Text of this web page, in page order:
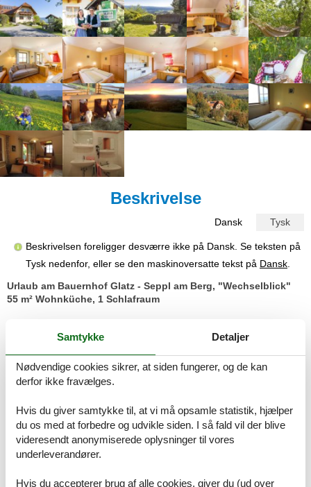
Beskrivelse
Dansk Tysk
Beskrivelsen foreligger desværre ikke på Dansk. Se teksten på
Tysk nedenfor, eller se den maskinoversatte tekst på Dansk
Urlaub am Bauernhof Glatz - Seppl am Berg, "Wechselblick"
55 m² Wohnküche, 1 Schlafraum
Spüren Sie die Freiheit. Da oben bei uns am Bergbauernhof auf
Sie die angenehme Ruhe und die herrliche Fernsicht. Ihr Blick
reicht vom Wechselgebirge über sanfte Hügeln, grüne Wälder,
Auf Sie warten 2 gemütliche, helle Ferienwohnungen mit Balkon für
2 bis 4 Personen. Die waldreiche Umgebung lädt ein zum Wandern
und Spazieren. Ihre Kinder können sich am Spielplatz austoben.
Unsere Milchkühe werden 2 mal am Tag gemolken. Sie fühlen sich
im Laufstall sehr wohl und können sich frei bewegen. Die kleinen
Gerne nehmen wir uns für Sie Zeit und informieren Sie über unsere
Samtykke Detaljer
Nødvendige cookies sikrer, at siden fungerer, og de kan
derfor ikke fravælges.
Hvis du giver samtykke til, at vi må opsamle statistik, hjælper
du os med at forbedre og udvikle siden. I så fald vil der blive
videresendt anonymiserede oplysninger til vores
underleverandører.
Hvis du accepterer brug af alle cookies, giver du (ud over